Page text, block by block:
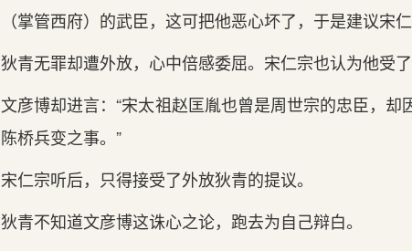
（掌管西府）的武臣，这可把他恶心坏了，于是建议宋
狄青无罪却遭外放，心中倍感委屈。宋仁宗也认为他受
文彦博却进言：“宋太祖赵匡胤也曾是周世宗的忠臣，却
陈桥兵变之事。”
宋仁宗听后，只得接受了外放狄青的提议。
狄青不知道文彦博这诛心之论，跑去为自己辩白。